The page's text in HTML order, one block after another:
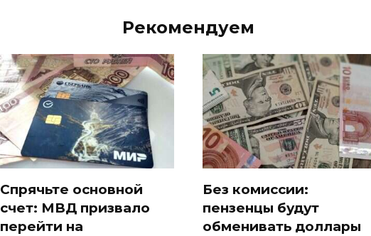
Рекомендуем
Спрячьте основной
счет: МВД призвало
перейти на
Без комиссии:
пензенцы будут
обменивать доллары